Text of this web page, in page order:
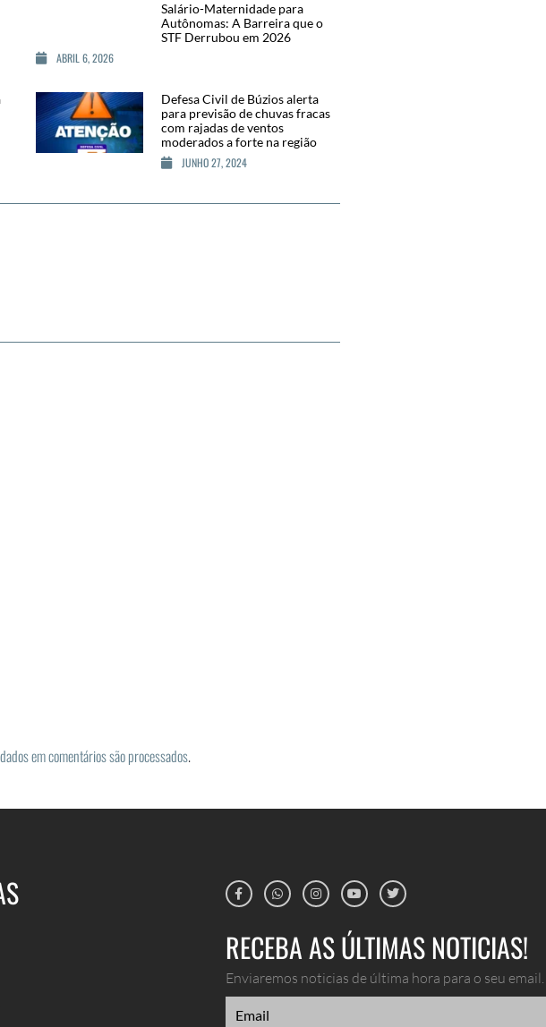
Salário-Maternidade para
Autônomas: A Barreira que o
STF Derrubou em 2026
ABRIL 6, 2026
Defesa Civil de Búzios alerta
para previsão de chuvas fracas
com rajadas de ventos
moderados a forte na região
JUNHO 27, 2024
em comentários são processados.
RECEBA AS ÚLTIMAS NOTICIAS!
Enviaremos noticias de última hora para o seu email.